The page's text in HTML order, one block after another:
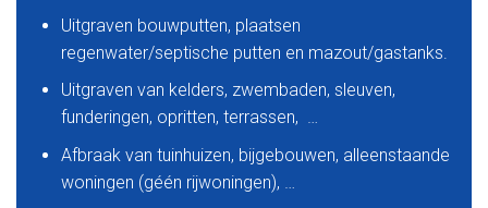
Uitgraven bouwputten, plaatsen
regenwater/septische putten en mazout/gastanks.
Uitgraven van kelders, zwembaden, sleuven,
funderingen, opritten, terrassen, …
Afbraak van tuinhuizen, bijgebouwen, alleenstaande
woningen (géén rijwoningen), …